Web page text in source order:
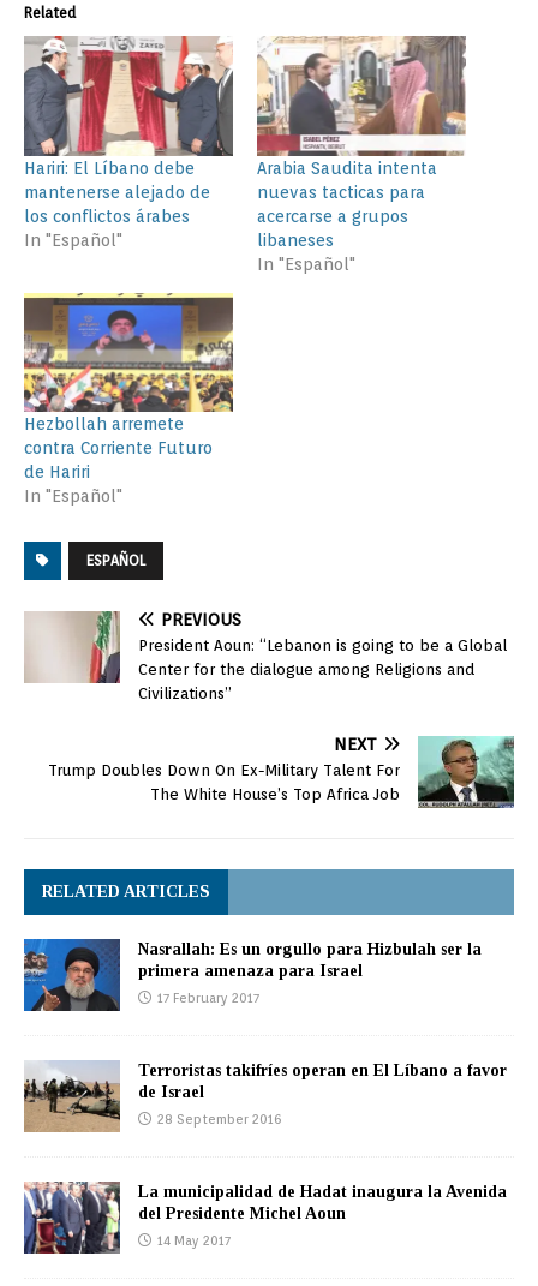
Related
Hariri: El Líbano debe
mantenerse alejado de
los conflictos árabes
In "Español"
Arabia Saudita intenta
nuevas tacticas para
acercarse a grupos
libaneses
In "Español"
Hezbollah arremete
contra Corriente Futuro
de Hariri
In "Español"
ESPAÑOL
PREVIOUS
President Aoun: “Lebanon is going to be a Global
Center for the dialogue among Religions and
Civilizations”
NEXT
Trump Doubles Down On Ex-Military Talent For
The White House’s Top Africa Job
RELATED ARTICLES
Nasrallah: Es un orgullo para Hizbulah ser la
primera amenaza para Israel
17 February 2017
Terroristas takifríes operan en El Líbano a favor
de Israel
28 September 2016
La municipalidad de Hadat inaugura la Avenida
del Presidente Michel Aoun
14 May 2017